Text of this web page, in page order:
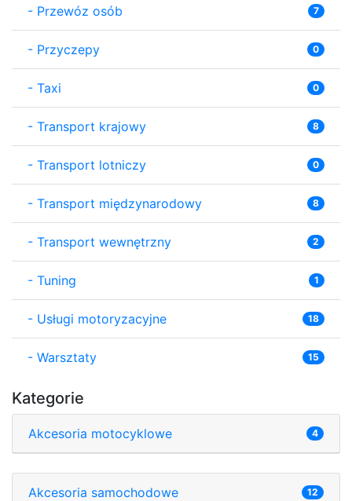
- Przewóz osób 7
- Przyczepy 0
- Taxi 0
- Transport krajowy 8
- Transport lotniczy 0
- Transport międzynarodowy 8
- Transport wewnętrzny 2
- Tuning 1
- Usługi motoryzacyjne 18
- Warsztaty 15
Kategorie
Akcesoria motocyklowe 4
Akcesoria samochodowe 12